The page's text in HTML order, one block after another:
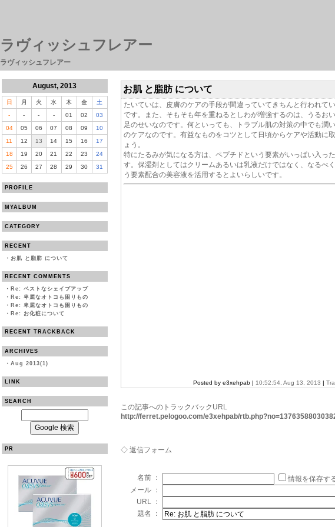
ラヴィッシュフレアー
ラヴィッシュフレアー
August, 2013
日 月 火 水 木 金
土
-
- - - 01 02
03
04
05 06 07 08 09
10
11
12 13 14 15 16
17
18
19 20 21 22 23
24
25
26 27 28 29 30 31
PROFILE
MYALBUM
CATEGORY
RECENT
・ お肌 と脂肪 について
RECENT COMMENTS
・ Re: ベストなシェイプアップ
・ Re: 卑屈なオトコも困りもの
・ Re: 卑屈なオトコも困りもの
・ Re: お化粧について
RECENT TRACKBACK
ARCHIVES
・ Aug 2013(1)
LINK
SEARCH
PR
お肌 と脂肪 について
たいていは、皮膚のケアの手段が間違っていてきちんと行われて
です。また、そもそも年を重ねるとしわが増強するのは、うるお
足のせいなのです。何といっても、トラブル肌の対策の中でも潤
のケアなのです。有益なものをコツとして日頃からケアや活動に
ょう。
特にたるみが気になる方は、ペプチドという要素がいっぱい入っ
す。保湿剤としてはクリームあるいは乳液だけではなく、なるべ
う要素配合の美容液を活用するとよいらしいです。
Posted by e3xehpab | 10:52:54, Aug 13, 2013 |
この記事へのトラックバックURL
http://ferret.pelogoo.com/e3xehpab/
◇ 返信フォーム
名前 ：
情報を保存す
メール ：
URL ：
題名 ：